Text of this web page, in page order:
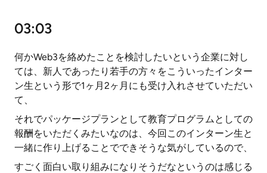
03:03
何かWeb3を絡めたことを検討したいという企業に対し
ては、新人であったり若手の方々をこういったインター
ン生という形で1ヶ月2ヶ月にも受け入れさせていただい
て、
それでパッケージプランとして教育プログラムとしての
報酬をいただくみたいなのは、今回このインターン生と
一緒に作り上げることでできそうな気がしているので、
すごく面白い取り組みになりそうだなというのは感じる